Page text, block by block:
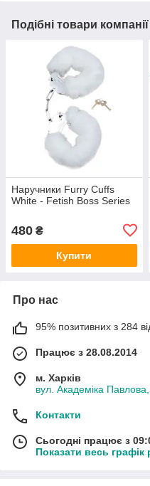
Подібні товари компанії
Наручники Furry Cuffs
White - Fetish Boss Series
480 ₴
Купити
Про нас
95% позитивних з 284
Працює з 28.08.2014
м. Харків
вул. Академіка
Контакти
Сьогодні працює з
Показати весь графік